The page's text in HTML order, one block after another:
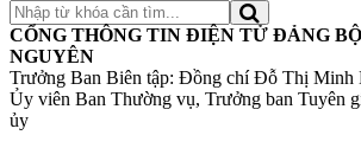
CỔNG THÔNG TIN ĐIỆN TỬ ĐẢNG
NGUYÊN
Trưởng Ban Biên tập: Đồng chí Đỗ Thị Minh
Ủy viên Ban Thường vụ, Trưởng ban Tuyên
ủy